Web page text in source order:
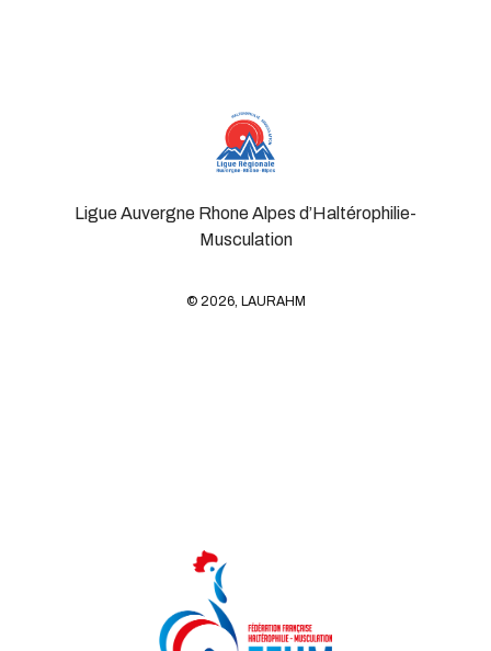
Ligue Auvergne Rhone Alpes d’Haltérophilie-
Musculation
© 2026, LAURAHM